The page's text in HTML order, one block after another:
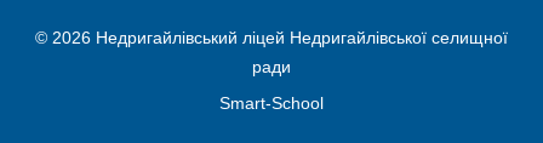
© 2026 Недригайлівський ліцей Недригайлівської селищної
ради
Smart-School